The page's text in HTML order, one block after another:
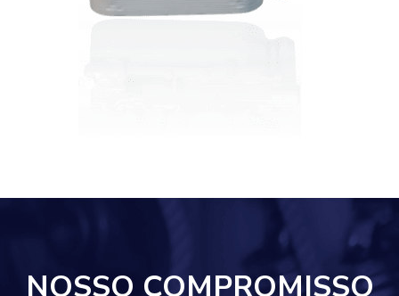
NOSSO COMPROMISSO